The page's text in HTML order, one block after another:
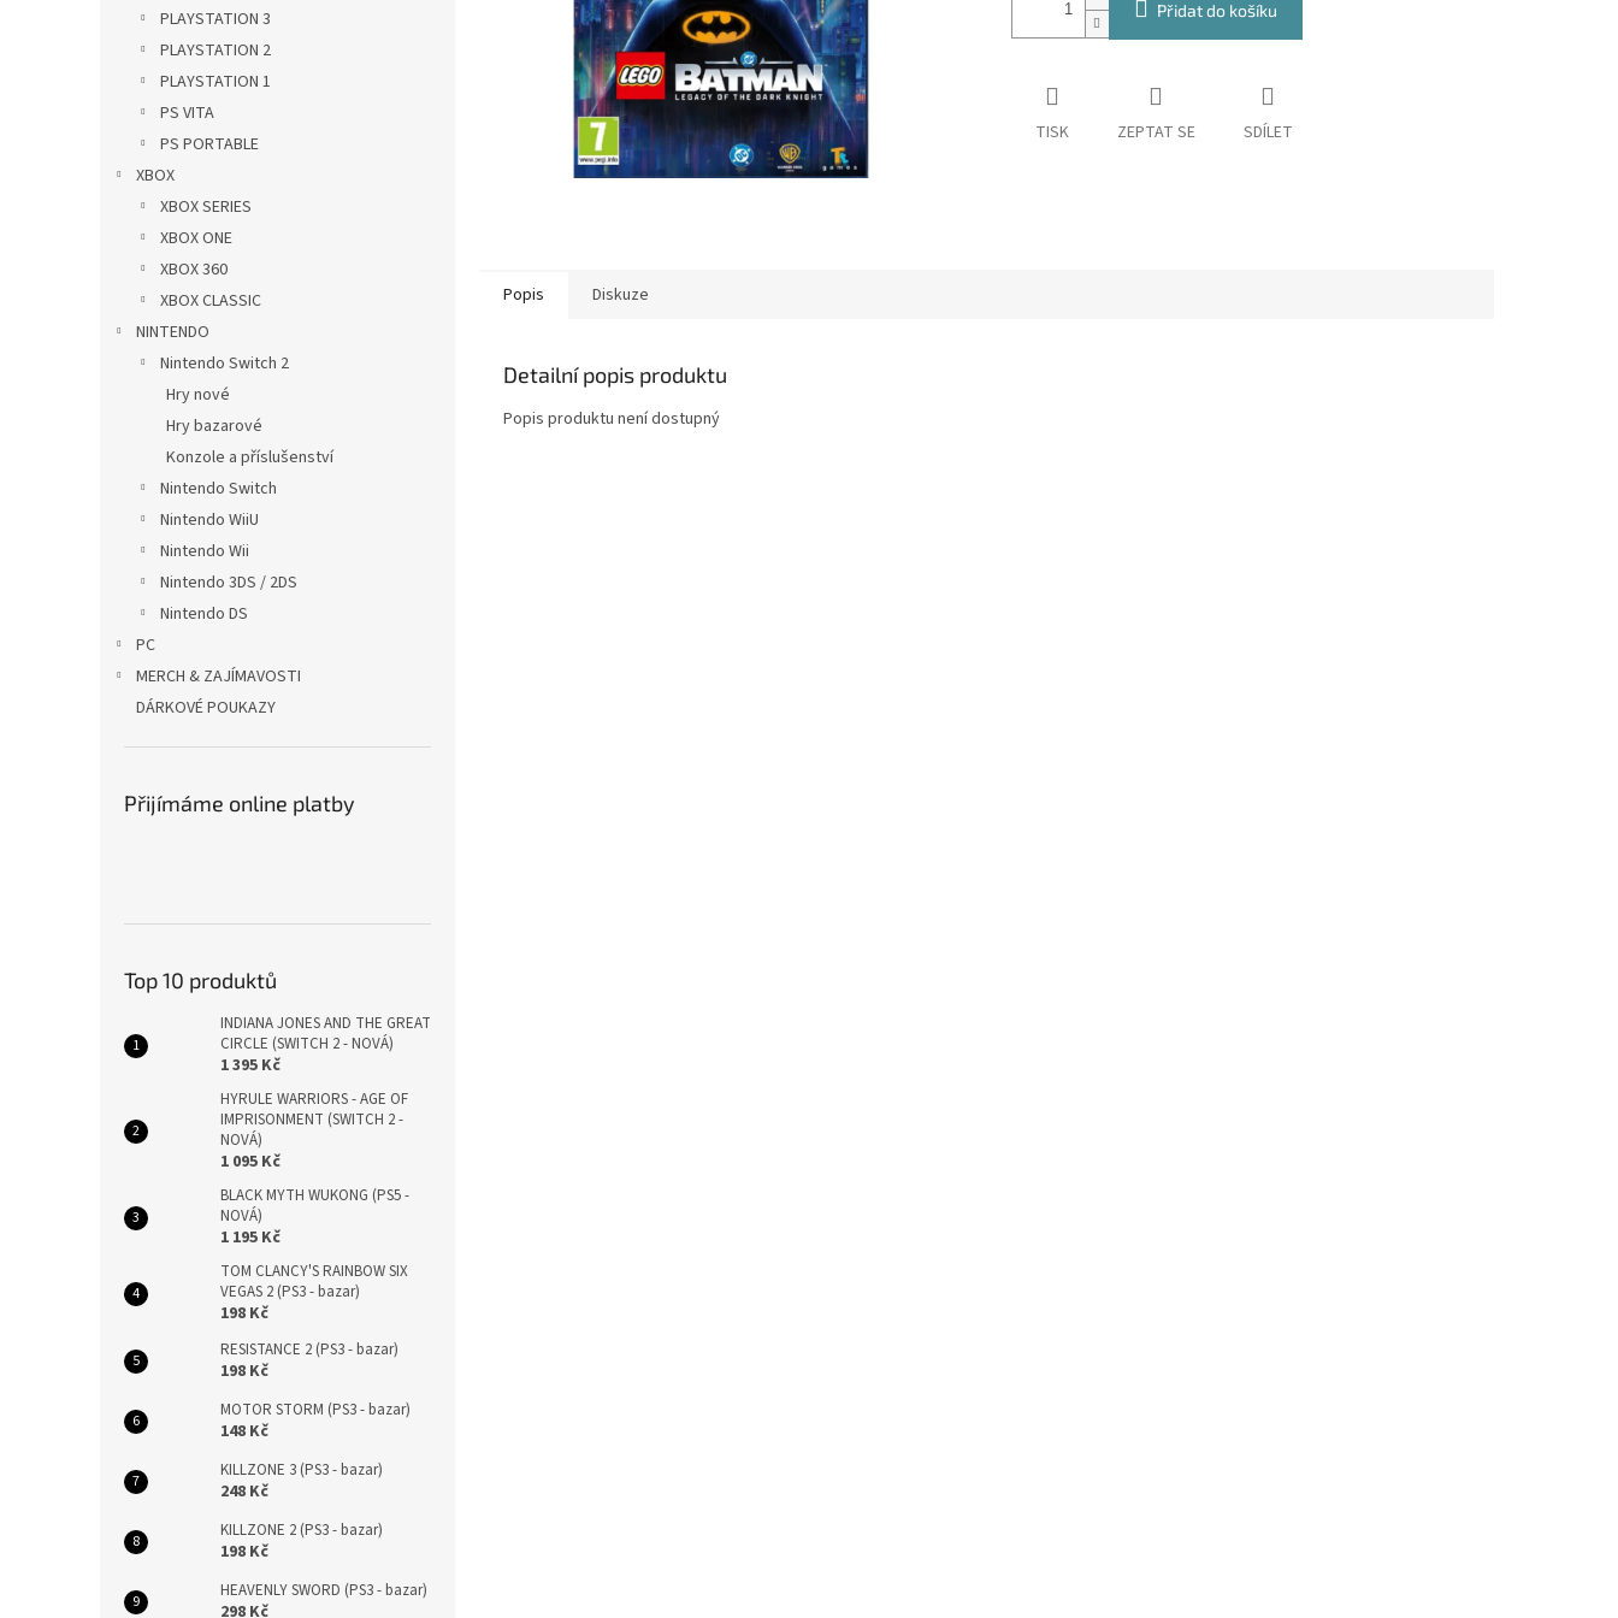
PLAYSTATION 3
PLAYSTATION 2
PLAYSTATION 1
PS VITA
PS PORTABLE
XBOX
XBOX SERIES
XBOX ONE
XBOX 360
XBOX CLASSIC
NINTENDO
Nintendo Switch 2
Hry nové
Hry bazarové
Konzole a příslušenství
Nintendo Switch
Nintendo WiiU
Nintendo Wii
Nintendo 3DS / 2DS
Nintendo DS
PC
MERCH & ZAJÍMAVOSTI
DÁRKOVÉ POUKAZY
Přijímáme online platby
Top 10 produktů
INDIANA JONES AND THE GREAT
CIRCLE (SWITCH 2 - NOVÁ)
1 395 Kč
HYRULE WARRIORS - AGE OF
IMPRISONMENT (SWITCH 2 -
NOVÁ)
1 095 Kč
BLACK MYTH WUKONG (PS5 -
NOVÁ)
1 195 Kč
TOM CLANCY'S RAINBOW SIX
VEGAS 2 (PS3 - bazar)
198 Kč
RESISTANCE 2 (PS3 - bazar)
198 Kč
MOTOR STORM (PS3 - bazar)
148 Kč
KILLZONE 3 (PS3 - bazar)
248 Kč
KILLZONE 2 (PS3 - bazar)
198 Kč
HEAVENLY SWORD (PS3 - bazar)
298 Kč
Přidat do košíku
TISK ZEPTAT SE SDÍLET
Popis Diskuze
Detailní popis produktu
Popis produktu není dostupný